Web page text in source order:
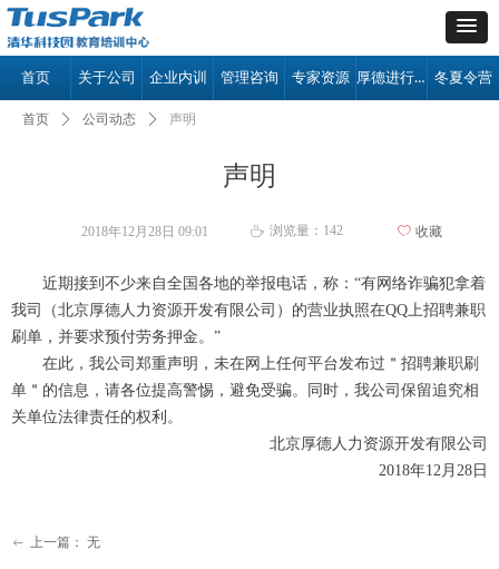
首页 关于公司 企业内训 管理咨询 专家资源 厚德进行时 冬夏令营
声明
首页 ꄲ 公司动态 ꄲ 声明
近期接到不少来自全国各地的举报电话，称：“有网络诈骗犯拿着
我司（北京厚德人力资源开发有限公司）的营业执照在QQ上招聘兼职
刷单，并要求预付劳务押金。”
在此，我公司郑重声明，未在网上任何平台发布过＂招聘兼职刷
单＂的信息，请各位提高警惕，避免受骗。同时，我公司保留追究相
关单位法律责任的权利。
北京厚德人力资源开发有限公司
2018年12月28日
2018年12月28日 09:01 ꄘ 浏览量： 142 ꄀ 收藏
ꂃ 上一篇： 无